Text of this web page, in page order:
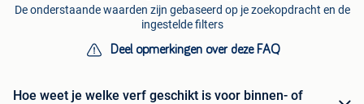
De onderstaande waarden zijn gebaseerd op je zoekopdracht en de
ingestelde filters
Deel opmerkingen over deze FAQ
Hoe weet je welke verf geschikt is voor binnen- of